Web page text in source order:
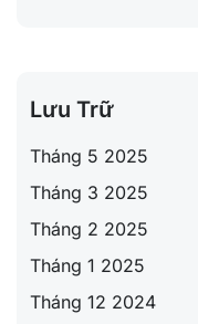
Lưu Trữ
Tháng 5 2025
Tháng 3 2025
Tháng 2 2025
Tháng 1 2025
Tháng 12 2024